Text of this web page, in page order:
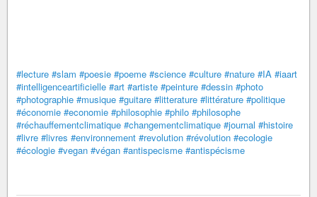
#lecture #slam #poesie #poeme #science #culture #nature #IA #iaart
#intelligenceartificielle #art #artiste #peinture #dessin #photo
#photographie #musique #guitare #litterature #littérature #politique
#économie #economie #philosophie #philo #philosophe
#réchauffementclimatique #changementclimatique #journal #histoire
#livre #livres #environnement #revolution #révolution #ecologie
#écologie #vegan #végan #antispecisme #antispécisme